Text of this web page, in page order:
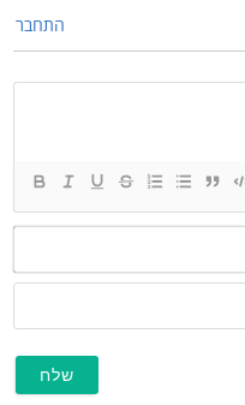
התחבר
שם*